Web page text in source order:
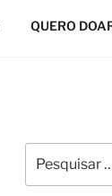
QUERO
por: